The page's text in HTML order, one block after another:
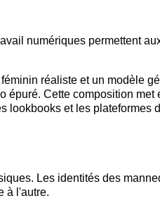
numériques permettent
Les identités des
à l'autre.